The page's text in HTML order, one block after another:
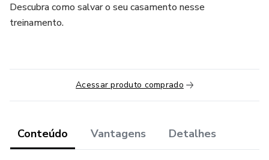
Descubra como salvar o seu casamento nesse
treinamento.
Acessar produto comprado
Conteúdo Vantagens Detalhes